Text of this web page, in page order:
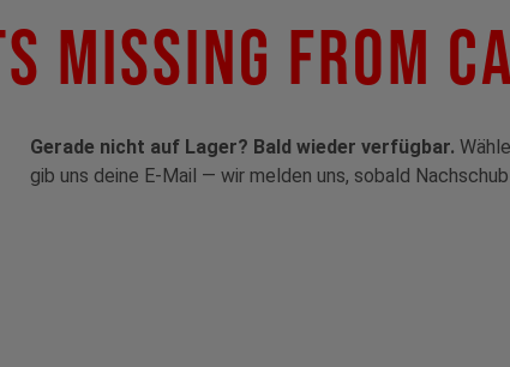
Missing From
Gerade nicht auf Lager? Bald wieder verfügbar.
gib uns deine E-Mail — wir melden uns, sobald